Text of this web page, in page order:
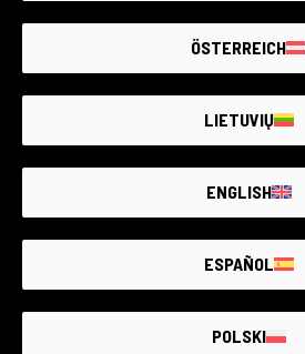
ÖSTERREICH
LIETUVIŲ
ENGLISH
ESPAÑOL
POLSKI